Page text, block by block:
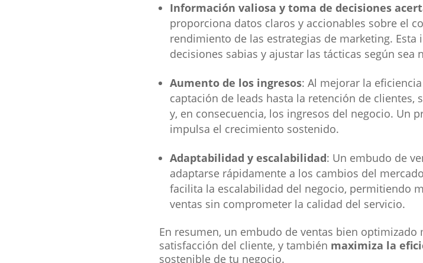
Información valiosa y toma de decisiones
proporciona datos claros y accionables sobre el
rendimiento de las estrategias de marketing.
decisiones sabias y ajustar las tácticas según sea
Aumento de los ingresos: Al mejorar la
captación de leads hasta la retención de
y, en consecuencia, los ingresos del negocio. Un
impulsa el crecimiento sostenido.
Adaptabilidad y escalabilidad: Un embudo de
adaptarse rápidamente a los cambios del
facilita la escalabilidad del negocio, permitiendo
ventas sin comprometer la calidad del servicio.
En resumen, un embudo de ventas bien optimizado
satisfacción del cliente, y también maximiza la
sostenible de tu negocio.